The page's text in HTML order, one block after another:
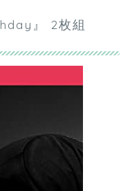
』 2枚組